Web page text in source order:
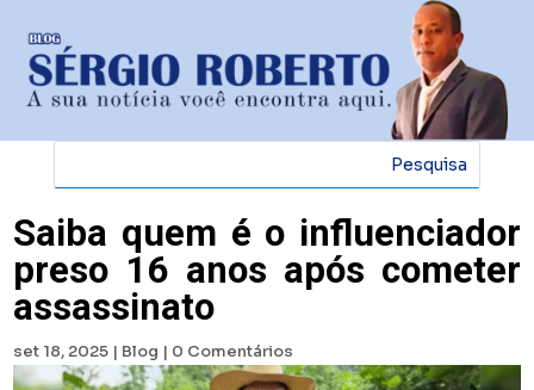
Saiba quem é o influenciador
preso 16 anos após cometer
assassinato
set 18, 2025 | Blog | 0 Comentários